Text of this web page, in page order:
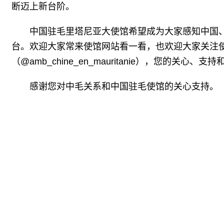
断迈上新台阶。
中国驻毛里塔尼亚大使馆希望成为大家感知中
台。欢迎大家常来使馆网站看一看，也欢迎大家关
（@amb_chine_en_mauritanie），您的关心、支持
感谢您对中毛关系和中国驻毛使馆的关心支持。